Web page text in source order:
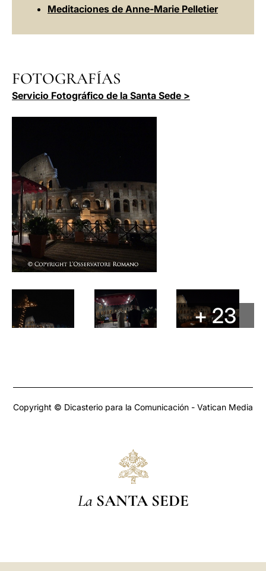
Meditaciones de Anne-Marie Pelletier
FOTOGRAFÍAS
Servicio Fotográfico de la Santa Sede >
+ 23
Copyright © Dicasterio para la Comunicación - Vatican Media
La SANTA SEDE